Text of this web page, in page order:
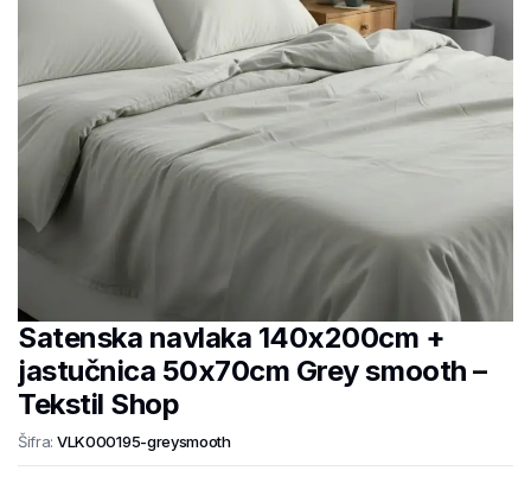
Satenska navlaka 140x200cm +
jastučnica 50x70cm Grey smooth –
Tekstil Shop
Šifra: VLK000195-greysmooth